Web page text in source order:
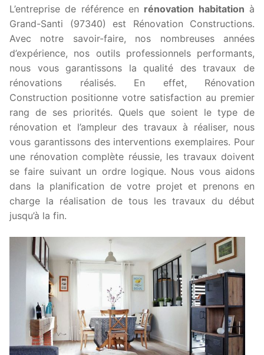
L’entreprise de référence en rénovation habitation à
Grand-Santi (97340) est Rénovation Constructions.
Avec notre savoir-faire, nos nombreuses années
d’expérience, nos outils professionnels performants,
nous vous garantissons la qualité des travaux de
rénovations réalisés. En effet, Rénovation
Construction positionne votre satisfaction au premier
rang de ses priorités. Quels que soient le type de
rénovation et l’ampleur des travaux à réaliser, nous
vous garantissons des interventions exemplaires. Pour
une rénovation complète réussie, les travaux doivent
se faire suivant un ordre logique. Nous vous aidons
dans la planification de votre projet et prenons en
charge la réalisation de tous les travaux du début
jusqu’à la fin.